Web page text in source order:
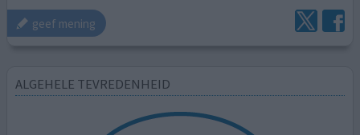
geef mening
ALGEHELE TEVREDENHEID